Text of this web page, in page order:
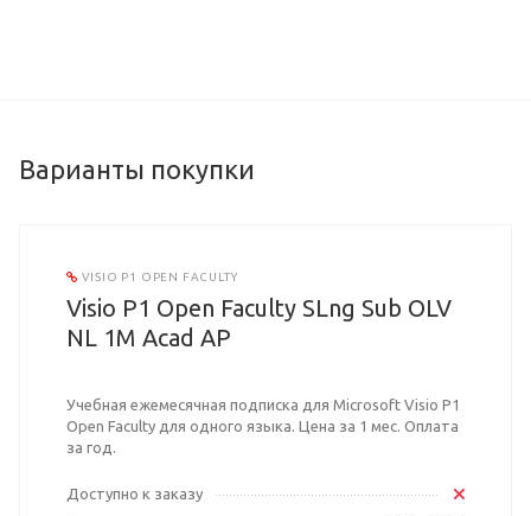
Варианты покупки
VISIO P1 OPEN FACULTY
Visio P1 Open Faculty SLng Sub OLV
NL 1M Acad AP
Учебная ежемесячная подписка для Microsoft Visio P1
Open Faculty для одного языка. Цена за 1 мес. Оплата
за год.
Доступно к заказу